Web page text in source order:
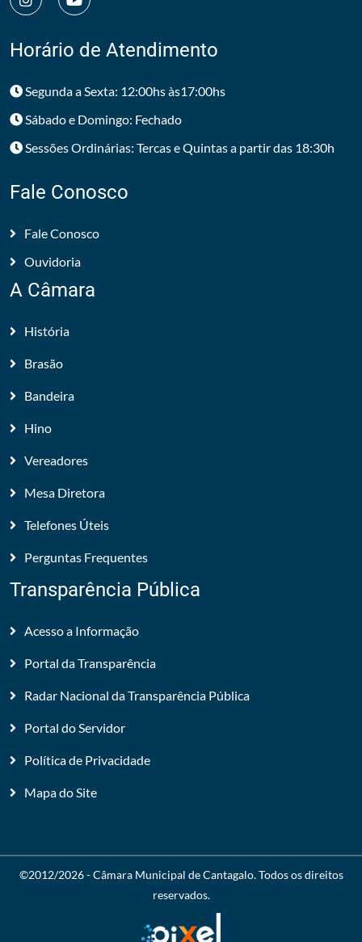
Horário de Atendimento
Segunda a Sexta: 12:00hs às17:00hs
Sábado e Domingo: Fechado
Sessões Ordinárias: Tercas e Quintas a partir das 18:30h
Fale Conosco
Fale Conosco
Ouvidoria
A Câmara
História
Brasão
Bandeira
Hino
Vereadores
Mesa Diretora
Telefones Úteis
Perguntas Frequentes
Transparência Pública
Acesso a Informação
Portal da Transparência
Radar Nacional da Transparência Pública
Portal do Servidor
Política de Privacidade
Mapa do Site
©2012/2026 -Câmara Municipal de Cantagalo. Todos os direitos
reservados.